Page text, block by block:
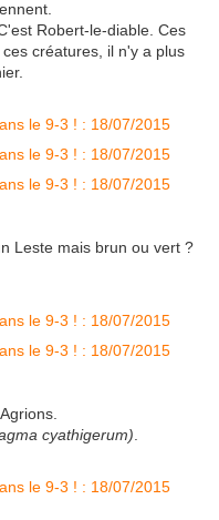
Robert-le-diable. Ces
créatures, il n'y a plus
Leste mais brun ou vert ?
cyathigerum)